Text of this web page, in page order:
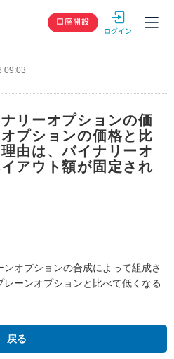
GMOクリック
口座開設
09:03
リーオプションの価
プションの価格と比
由は、バイナリーオ
アウト額が固定され
オプションの合成によって組成さ
ーンオプションと比べて低くなる
戻る